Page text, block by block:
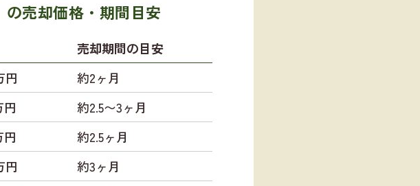
の売却価格・期間目安
売却期間の目安
円
約2ヶ月
円
約2.5〜3ヶ月
円
約2.5ヶ月
円
約3ヶ月